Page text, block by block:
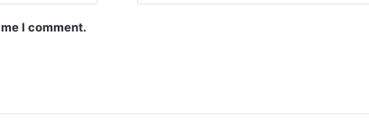
I comment.